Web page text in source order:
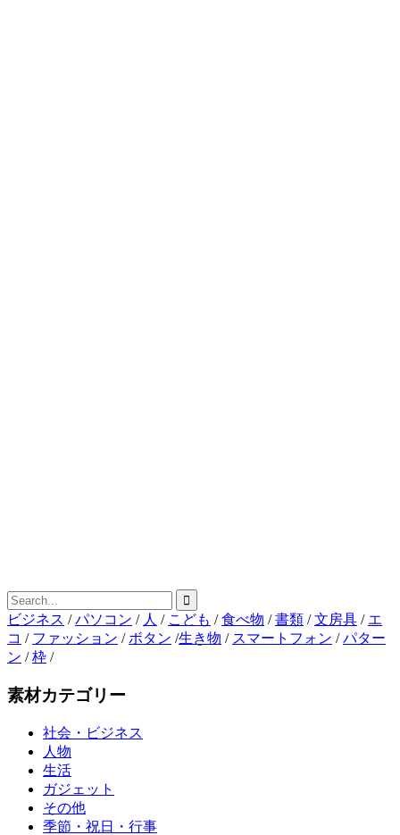
ビジネス /パソコン / 人 / こども /食べ物 /書類 /文房具 / エ
コ / ファッション / ボタン /生き物 / スマートフォン /パター
ン /枠 /
素材カテゴリー
社会・ビジネス
人物
生活
ガジェット
その他
季節・祝日・行事